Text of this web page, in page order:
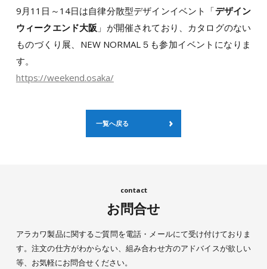
9月11日～14日は自律分散型デザインイベント「デザイン
ウィークエンド大阪 」が開催されており、カタログのない
ものづくり展、NEW NORMAL５も参加イベントになりま
す。
https://weekend.osaka/
一覧へ戻る
お問合せ
アラカワ製品に関するご質問を電話・メールにて受け付けておりま
す。注文の仕方がわからない、組み合わせ方のアドバイスが欲しい
等、お気軽にお問合せください。